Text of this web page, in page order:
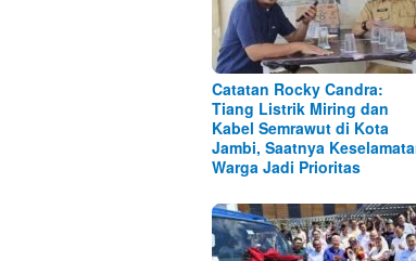
Catatan Rocky Candra:
Tiang Listrik Miring dan
Kabel Semrawut di Kota
Jambi, Saatnya
Warga Jadi Prioritas